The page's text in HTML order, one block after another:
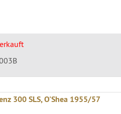
300 SLS, O'Shea 1955/57